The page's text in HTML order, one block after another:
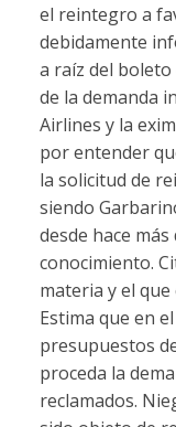
el reintegro a
debidamente
a raíz del boleto
de la demanda
Airlines y la
por entender
la solicitud de
siendo
desde hace
conocimiento.
materia y el
Estima que en
presupuestos
proceda la
reclamados.